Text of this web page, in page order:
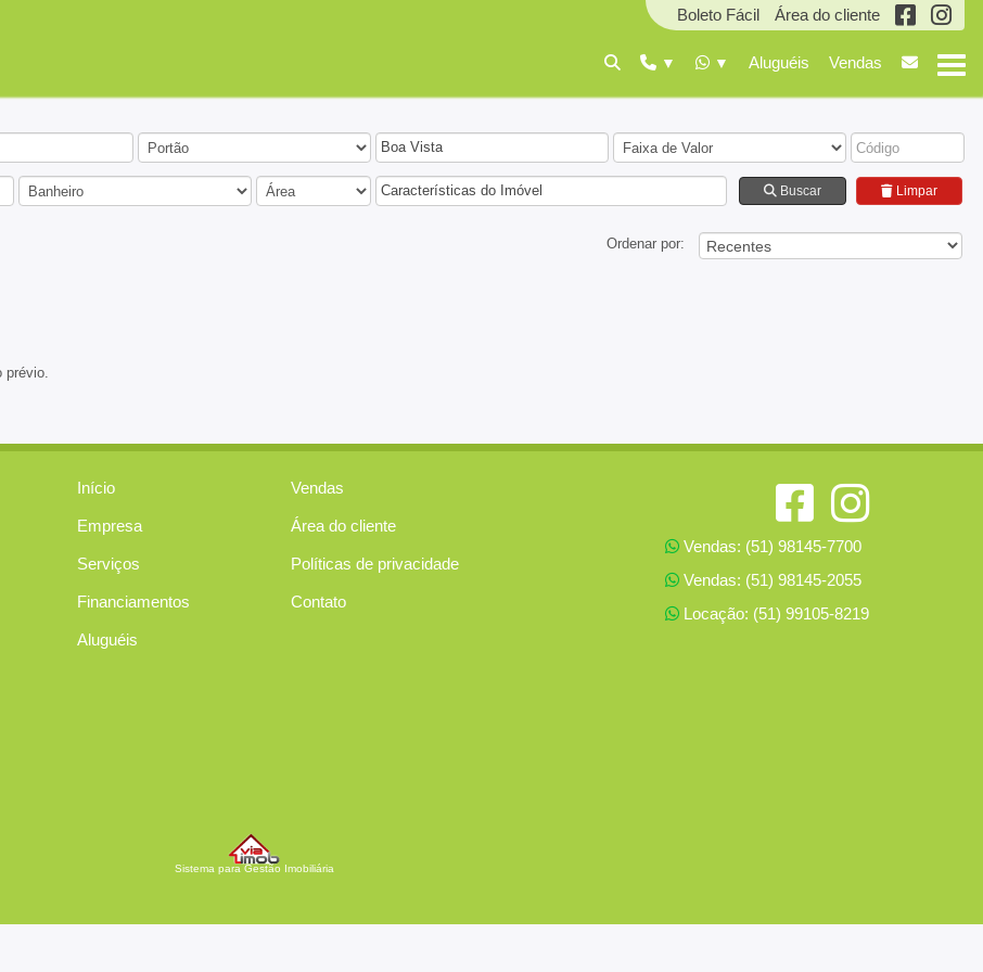
Boleto Fácil Área do cliente
Aluguéis Vendas
Boa Vista
Características do Imóvel Buscar Limpar
Ordenar por:
prévio.
Início
Empresa
Serviços
Financiamentos
Aluguéis
Vendas
Área do cliente
Políticas de privacidade
Contato
Vendas: (51) 98145-7700
Vendas: (51) 98145-2055
Locação: (51) 99105-8219
Sistema para Gestão Imobiliária